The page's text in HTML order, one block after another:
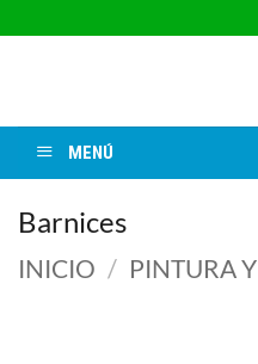
al
MENÚ
Barnices
INICIO / PINTURA